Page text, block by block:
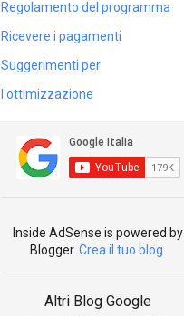
Regolamento del programma
Ricevere i pagamenti
Suggerimenti per
l'ottimizzazione
Inside AdSense is powered by
Blogger. Crea il tuo blog
Altri Blog Google